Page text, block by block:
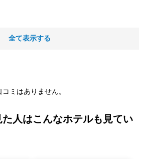
全て表示する
ミはありません。
人はこんなホテルも見てい